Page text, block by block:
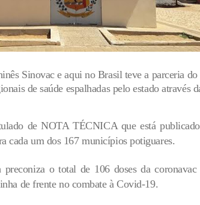
Sinovac e aqui no Brasil teve a parceria
de saúde espalhadas pelo estado através
de NOTA TÉCNICA que está
cada um dos 167 municípios potiguares.
o total de 106 doses da coronavac
de frente no combate à Covid-19.